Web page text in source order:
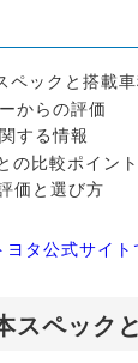
ペックと搭載
からの評価
する情報
の比較ポイント
価と選び方
ヨタ公式サイト
スペック